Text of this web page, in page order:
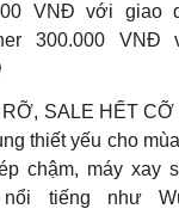
VNĐ với giao
300.000 VNĐ
SALE HẾT CỠ
thiết yếu cho
chậm, máy xay
tiếng như